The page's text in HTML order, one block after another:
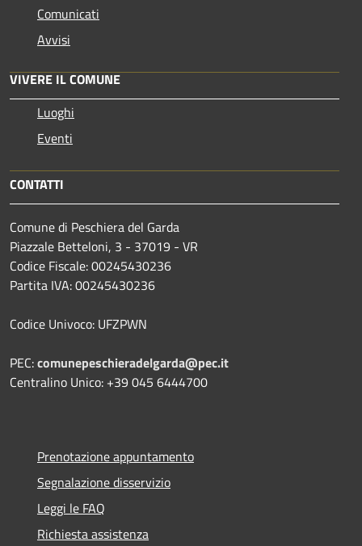
Comunicati
Avvisi
VIVERE IL COMUNE
Luoghi
Eventi
CONTATTI
Comune di Peschiera del Garda
Piazzale Betteloni, 3 - 37019 - VR
Codice Fiscale: 00245430236
Partita IVA: 00245430236
Codice Univoco: UFZPWN
PEC:comunepeschieradelgarda@pec.it
Centralino Unico: +39 045 6444700
Prenotazione appuntamento
Segnalazione disservizio
Leggi le FAQ
Richiesta assistenza